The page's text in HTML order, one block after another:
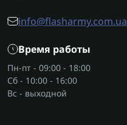
info@flasharmy.com.ua
Время работы
Пн-пт - 09:00 - 18:00
Сб - 10:00 - 16:00
Вс - выходной